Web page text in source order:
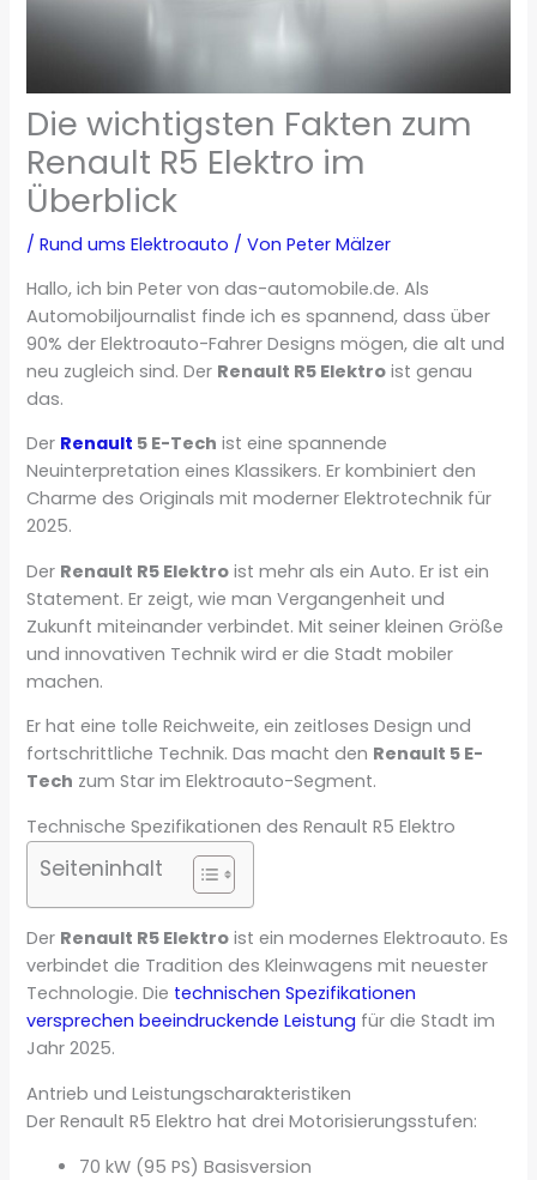
Die wichtigsten Fakten zum
Renault R5 Elektro im
Überblick
/Rund ums Elektroauto / VonPeter Mälzer
Hallo, ich bin Peter von das-automobile.de. Als
Automobiljournalist finde ich es spannend, dass über
90% der Elektroauto-Fahrer Designs mögen, die alt und
neu zugleich sind. Der Renault R5 Elektro ist genau
das.
Der Renault 5 E-Tech ist eine spannende
Neuinterpretation eines Klassikers. Er kombiniert den
Charme des Originals mit moderner Elektrotechnik für
2025.
Der Renault R5 Elektro ist mehr als ein Auto. Er ist ein
Statement. Er zeigt, wie man Vergangenheit und
Zukunft miteinander verbindet. Mit seiner kleinen Größe
und innovativen Technik wird er die Stadt mobiler
machen.
Er hat eine tolle Reichweite, ein zeitloses Design und
fortschrittliche Technik. Das macht den Renault 5 E-
Tech zum Star im Elektroauto-Segment.
Technische Spezifikationen des Renault R5 Elektro
Seiteninhalt
Der Renault R5 Elektro ist ein modernes Elektroauto. Es
verbindet die Tradition des Kleinwagens mit neuester
Technologie. Die technischen Spezifikationen
versprechen beeindruckende Leistung für die Stadt im
Jahr 2025.
Antrieb und Leistungscharakteristiken
Der Renault R5 Elektro hat drei Motorisierungsstufen:
70 kW (95 PS) Basisversion